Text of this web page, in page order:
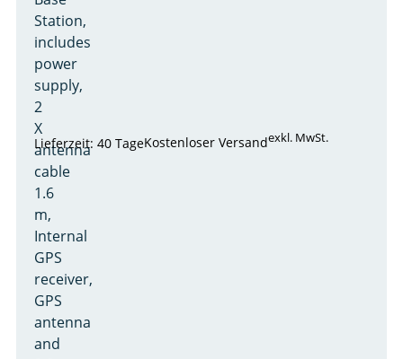
Station,
includes
power
supply,
2
X
antenna
cable
1.6
m,
Internal
GPS
receiver,
GPS
antenna
and
Lieferzeit: 40 TageKostenloser Versandexkl. MwSt.